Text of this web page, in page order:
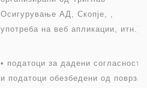
Осигурување АД, Скопје, ,
употреба на веб апликации, итн.);
• податоци за дадени согласности
и податоци обезбедени од